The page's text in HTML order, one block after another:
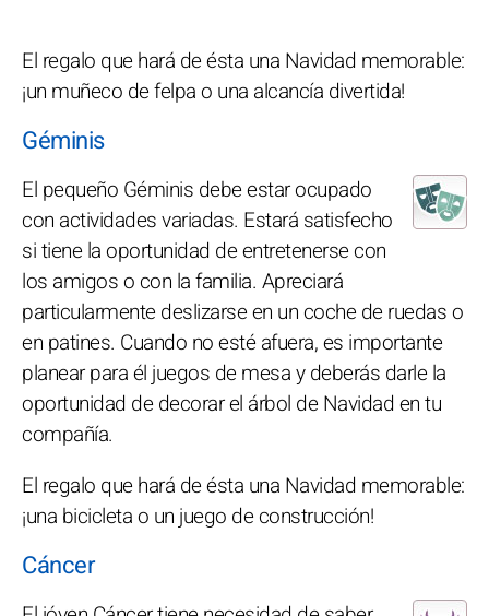
El regalo que hará de ésta una Navidad memorable:
¡un muñeco de felpa o una alcancía divertida!
Géminis
El pequeño Géminis debe estar ocupado
con actividades variadas. Estará satisfecho
si tiene la oportunidad de entretenerse con
los amigos o con la familia. Apreciará
particularmente deslizarse en un coche de ruedas o
en patines. Cuando no esté afuera, es importante
planear para él juegos de mesa y deberás darle la
oportunidad de decorar el árbol de Navidad en tu
compañía.
El regalo que hará de ésta una Navidad memorable:
¡una bicicleta o un juego de construcción!
Cáncer